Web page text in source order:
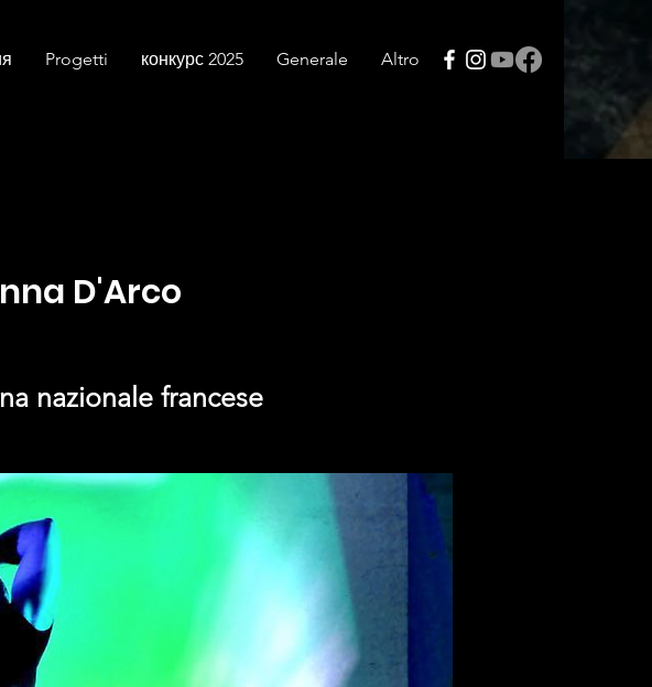
Progetti конкурс 2025 Generale Altro
D'Arco
nazionale francese